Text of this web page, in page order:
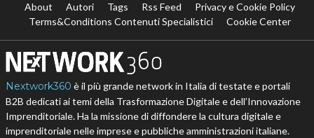
About Autori Tags Rss Feed
Privacy e Cookie Policy
Terms&Conditions Contenuti Specialistici
Cookie Center
Nextwork360 è il più grande network in Italia di testate e portali
B2B dedicati ai temi della Trasformazione Digitale e dell’Innovazione
Imprenditoriale. Ha la missione di diffondere la cultura digitale e
imprenditoriale nelle imprese e pubbliche amministrazioni italiane.